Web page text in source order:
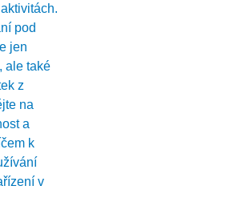
pod
jen
ale také
z
na
a
k
v